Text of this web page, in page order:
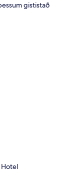
gististað
Hotel